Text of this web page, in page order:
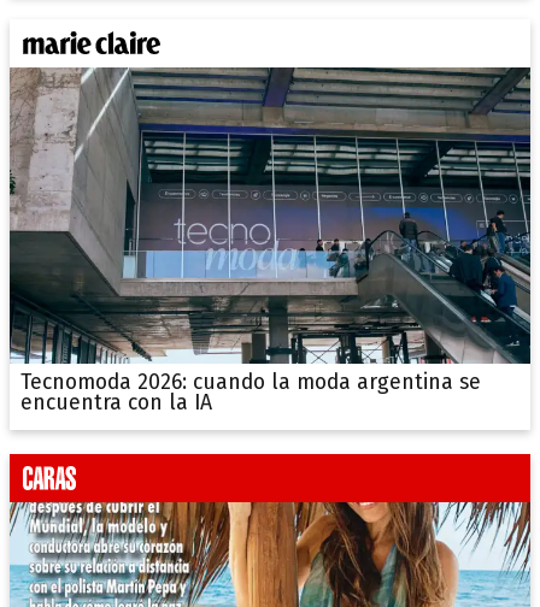
Tecnomoda 2026: cuando la moda argentina se
encuentra con la IA